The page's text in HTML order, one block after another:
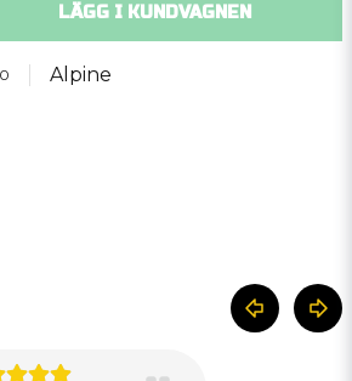
LÄGG I KUNDVAGNEN
Alpine